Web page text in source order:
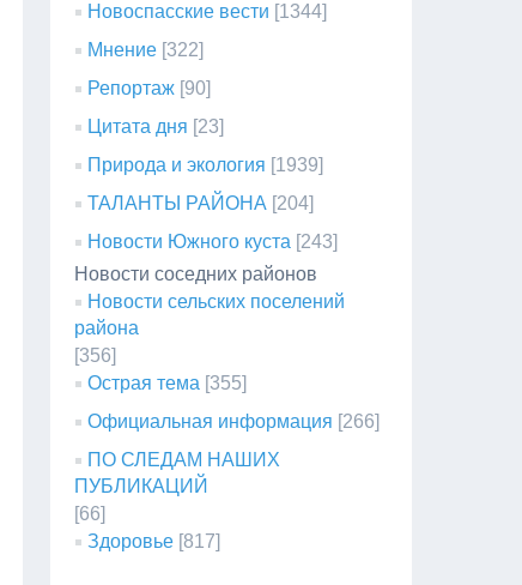
Новоспасские вести [1344]
Мнение [322]
Репортаж [90]
Цитата дня [23]
Природа и экология [1939]
ТАЛАНТЫ РАЙОНА [204]
Новости Южного куста [243]
Новости соседних районов
Новости сельских поселений
района
[356]
Острая тема [355]
Официальная информация [266]
ПО СЛЕДАМ НАШИХ
ПУБЛИКАЦИЙ
[66]
Здоровье [817]